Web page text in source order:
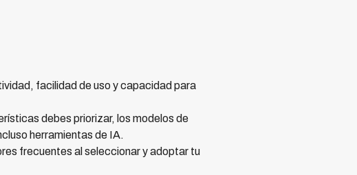
facilidad de uso y capacidad para
debes priorizar, los modelos de
herramientas de IA.
frecuentes al seleccionar y adoptar tu